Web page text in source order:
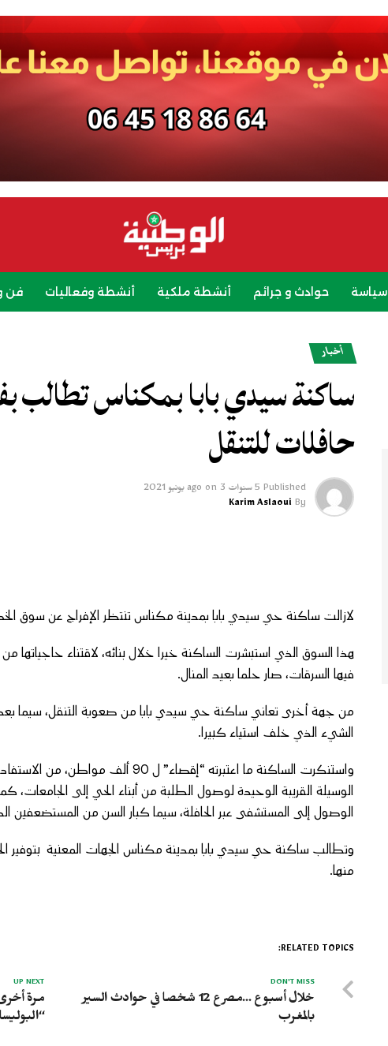
سياسة حوادث و جرائم أنشطة ملكية أنشطة وفعاليات فن
أخبار
ساكنة سيدي بابا بمكناس تطالب
حافلات للتنقل
Published 5 سنوات ago on 3 يونيو 2021
By
Karim Aslaoui
لازالت ساكنة حي سيدي بابا بمدينة مكناس تنتظر الإفراج عن سوق
هذا السوق الذي استبشرت الساكنة خيرا خلال بنائه، لاقتناء
فيها السرقات، صار حلما بعيد المنال.
الشيء الذي خلف استياء كبيرا.
واستنكرت الساكنة ما اعتبرته
الوسيلة القريبة الوحيدة لوصول الطلبة من أبناء الحي إلى
الوصول إلى المستشفى عبر الحافلة، سيما كبار السن من المستضعفين
وتطالب ساكنة حي سيدي بابا بمدينة مكناس الجهات المعنية
منها.
RELATED TOPICS:
UP NEXT
مرة
DON'T MISS
خلال أسبوع …مصرع 12 شخصا في حوادث السير
بالمغرب